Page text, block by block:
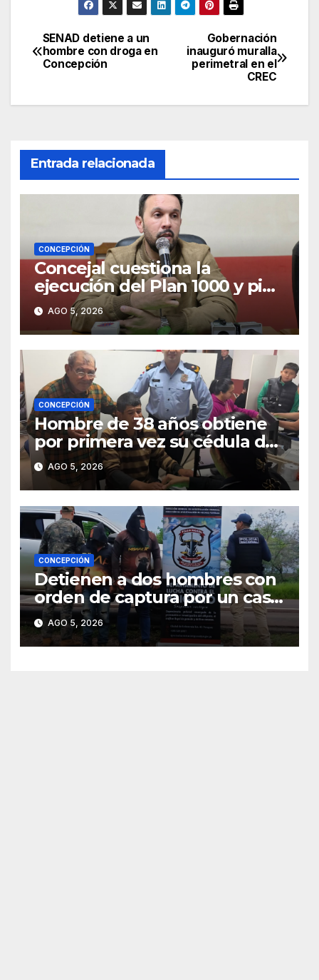
Navegación
de
entradas
Gobernación
inauguró muralla
perimetral en el
CREC
SENAD detiene a un
hombre con droga en
Concepción
Entrada relacionada
CONCEPCIÓN
Concejal cuestiona la
ejecución del Plan 1000 y pide
mayor participación del
municipio
AGO 5, 2026
CONCEPCIÓN
Hombre de 38 años obtiene
por primera vez su cédula de
identidad en Concepción
AGO 5, 2026
CONCEPCIÓN
Detienen a dos hombres con
orden de captura por un caso
de abigeato
AGO 5, 2026